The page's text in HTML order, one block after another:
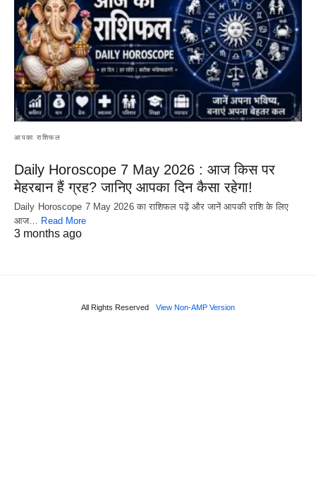
आपका राशिफल
Daily Horoscope 7 May 2026 : आज किस पर
मेहरबान हैं ग्रह? जानिए आपका दिन कैसा रहेगा!
Daily Horoscope 7 May 2026 का राशिफल पढ़ें और जानें आपकी राशि के लिए
आज… Read More
3 months ago
All Rights Reserved View Non-AMP Version